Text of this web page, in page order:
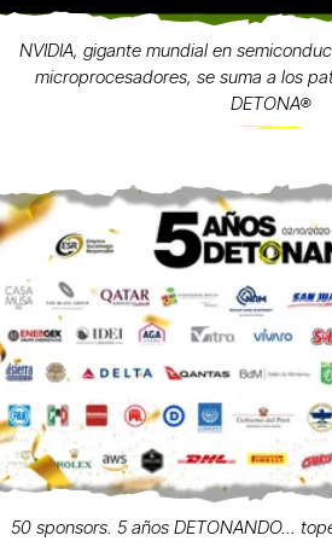
NVIDIA, gigante mundial en
microprocesadores, se suma a los
DETONA®
50 sponsors. 5 años DETONANDO...